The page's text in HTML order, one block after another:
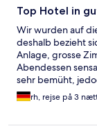
Top Hotel in
Wir wurden auf
deshalb bezieht
Anlage, grosse
Abendessen
sehr bemüht,
kein Problem.
rh, rejse på 3